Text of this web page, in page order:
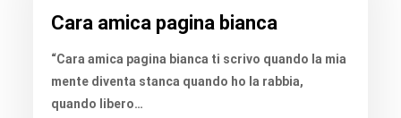
Cara amica pagina bianca
“Cara amica pagina bianca ti scrivo quando la mia
mente diventa stanca quando ho la rabbia,
quando libero…